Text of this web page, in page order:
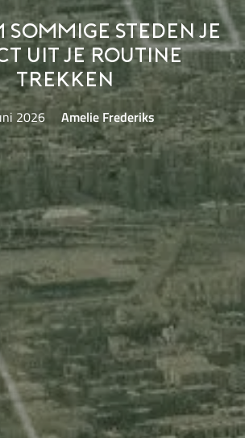
sommige steden je
uit je routine
trekken
2026 Amelie Frederiks